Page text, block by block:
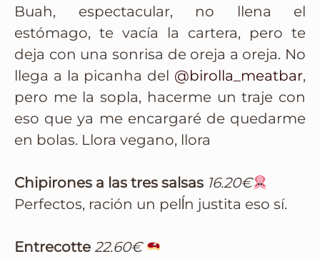
Buah, espectacular, no llena el
estómago, te vacía la cartera, pero te
deja con una sonrisa de oreja a oreja. No
llega a la picanha del @birolla_meatbar,
pero me la sopla, hacerme un traje con
eso que ya me encargaré de quedarme
en bolas. Llora vegano, llora
Chipirones a las tres salsas 16.20€
Perfectos, ración un pelĺn justita eso sí.
Entrecotte 22.60€